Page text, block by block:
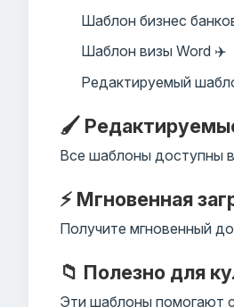
Шаблон бизнес
Шаблон визы Word ✈️
Редактируемый
🖌️
Все шаблоны доступны
⚡ Мгновенная
Получите мгновенный
📁 Полезно для
Эти шаблоны помогают